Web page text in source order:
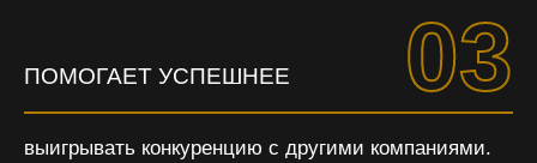
ПОМОГАЕТ УСПЕШНЕЕ 03
выигрывать конкуренцию с другими компаниями.